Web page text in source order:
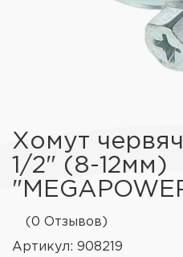
Хомут
1/2" (8-12мм)
(0 Отзывов)
Артикул: 908219